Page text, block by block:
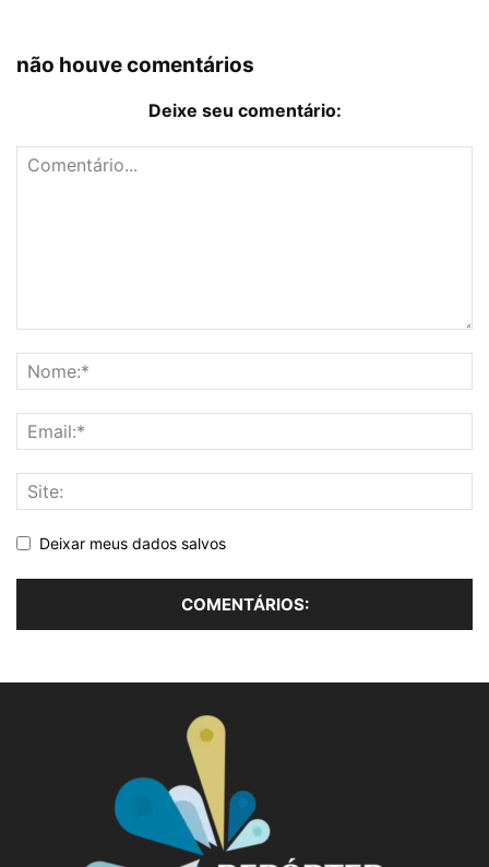
não houve comentários
Deixe seu comentário:
Deixar meus dados salvos